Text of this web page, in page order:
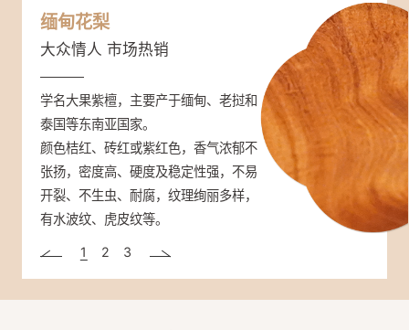
缅甸花梨
大众情人 市场热销
学名大果紫檀，主要产于缅甸、老挝和
泰国等东南亚国家。
颜色桔红、砖红或紫红色，香气浓郁不
张扬，密度高、硬度及稳定性强，不易
开裂、不生虫、耐腐，纹理绚丽多样，
有水波纹、虎皮纹等。
紫光檀
帝王之木 彰显身份
学名东非黑黄檀，分布于非洲东部（坦
桑尼亚、塞内加尔、莫桑比克）。
材质重，硬度很高，是国标红木密度最
高的木头；强度、抗震性能高，抗腐蚀
性高；非常稳定，不易翘曲变形。心材
深紫褐色至近黑色、带黑条纹。木纹清
大红酸枝
三大贡木 奢品尊享
学名交趾黄檀，主要分布于越南、老
挝、柬埔寨和泰国等地。
强度高、硬度大、可沉于水，抗虫性
强，纹理通常直，结构细而均匀。大红
酸枝开锯时，木材散发一种辛香，闻之
有酸辛味。颜色一般为赤红色或深红
1 2 3